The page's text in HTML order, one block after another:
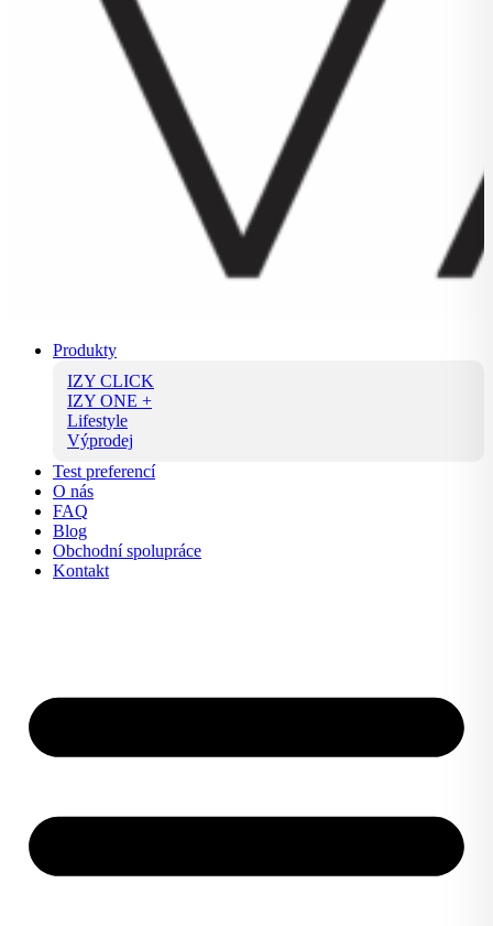
Produkty
IZY CLICK
IZY ONE +
Lifestyle
Výprodej
Test preferencí
O nás
FAQ
Blog
Obchodní spolupráce
Kontakt